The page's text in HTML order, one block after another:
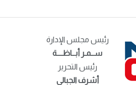
رئيس مجلس الإدارة
ســمـر أبــاظــــة
رئيس التحرير
أشرف الجبالي